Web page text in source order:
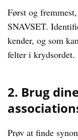
Først og
SNAVSET.
kender, og som
felter i krydsordet.
2. Brug
Prøv at finde